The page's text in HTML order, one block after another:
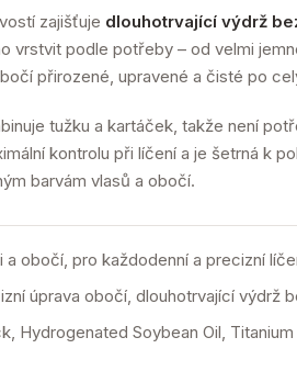
zajišťuje dlouhotrvající výdrž
vrstvit podle potřeby – od velmi
přirozené, upravené a čisté po
tužku a kartáček, takže není
kontrolu při líčení a je šetrná k
barvám vlasů a obočí.
obočí, pro každodenní a precizní
úprava obočí, dlouhotrvající výdrž
Hydrogenated Soybean Oil,